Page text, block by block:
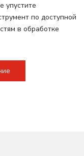
упустите
по доступной
в обработке